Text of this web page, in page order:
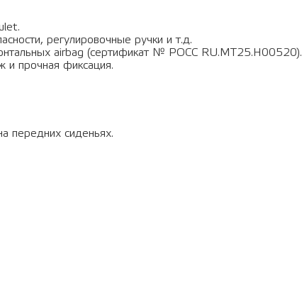
регулировочные ручки и т.д.
airbag (сертификат № РОСС RU.МТ25.Н00520).
и прочная фиксация.
передних сиденьях.